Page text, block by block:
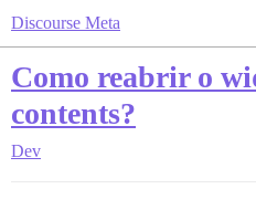
Discourse Meta
Como reabrir o
contents?
Dev